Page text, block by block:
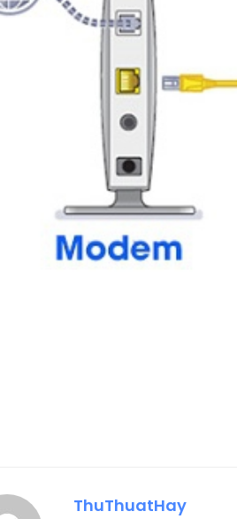
ThuThuatHay